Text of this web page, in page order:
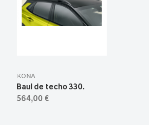
KONA
Baul de techo 330.
564,00 €